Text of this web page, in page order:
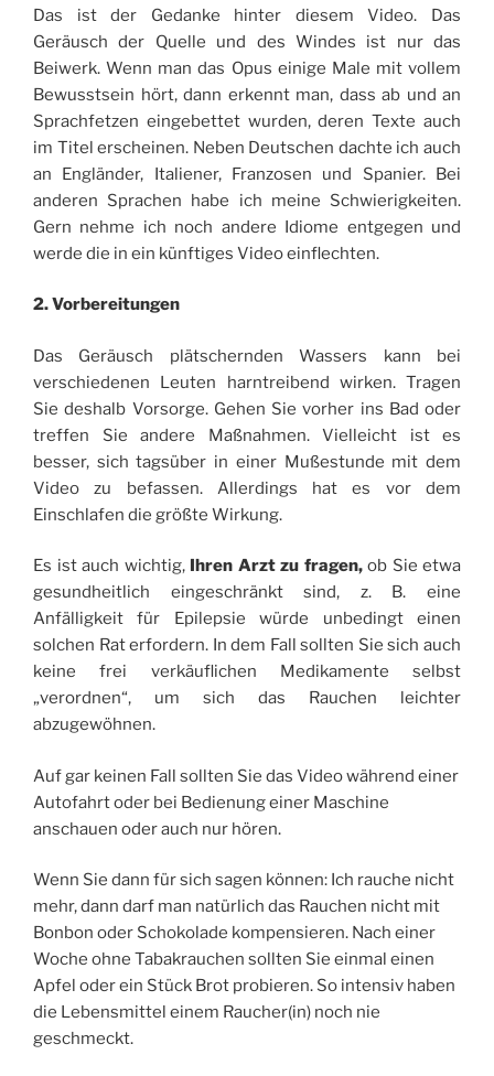
Das ist der Gedanke hinter diesem Video. Das
Geräusch der Quelle und des Windes ist nur das
Beiwerk. Wenn man das Opus einige Male mit vollem
Bewusstsein hört, dann erkennt man, dass ab und an
Sprachfetzen eingebettet wurden, deren Texte auch
im Titel erscheinen. Neben Deutschen dachte ich auch
an Engländer, Italiener, Franzosen und Spanier. Bei
anderen Sprachen habe ich meine Schwierigkeiten.
Gern nehme ich noch andere Idiome entgegen und
werde die in ein künftiges Video einflechten.
2. Vorbereitungen
Das Geräusch plätschernden Wassers kann bei
verschiedenen Leuten harntreibend wirken. Tragen
Sie deshalb Vorsorge. Gehen Sie vorher ins Bad oder
treffen Sie andere Maßnahmen. Vielleicht ist es
besser, sich tagsüber in einer Mußestunde mit dem
Video zu befassen. Allerdings hat es vor dem
Einschlafen die größte Wirkung.
Es ist auch wichtig, Ihren Arzt zu fragen,ob Sie etwa
gesundheitlich eingeschränkt sind, z. B. eine
Anfälligkeit für Epilepsie würde unbedingt einen
solchen Rat erfordern. In dem Fall sollten Sie sich auch
keine frei verkäuflichen Medikamente selbst
„verordnen“, um sich das Rauchen leichter
abzugewöhnen.
Auf gar keinen Fall sollten Sie das Video während einer
Autofahrt oder bei Bedienung einer Maschine
anschauen oder auch nur hören.
Wenn Sie dann für sich sagen können: Ich rauche nicht
mehr, dann darf man natürlich das Rauchen nicht mit
Bonbon oder Schokolade kompensieren. Nach einer
Woche ohne Tabakrauchen sollten Sie einmal einen
Apfel oder ein Stück Brot probieren. So intensiv haben
die Lebensmittel einem Raucher(in) noch nie
geschmeckt.